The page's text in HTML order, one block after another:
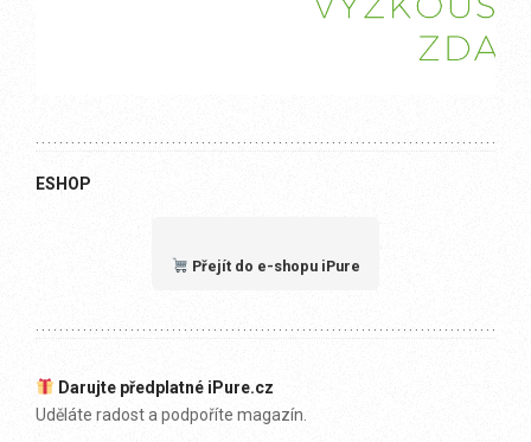
ESHOP
Přejít do e-shopu iPure
Darujte předplatné iPure.cz
Uděláte radost a podpoříte magazín.